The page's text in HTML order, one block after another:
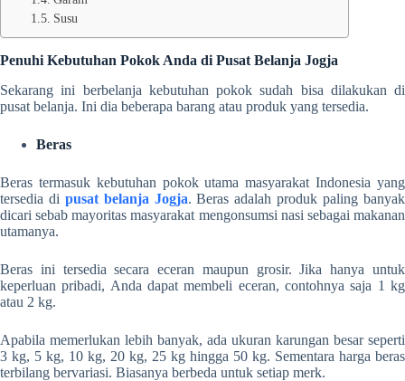
Susu
Penuhi Kebutuhan Pokok Anda di Pusat Belanja Jogja
Sekarang ini berbelanja kebutuhan pokok sudah bisa dilakukan di
pusat belanja. Ini dia beberapa barang atau produk yang tersedia.
Beras
Beras termasuk kebutuhan pokok utama masyarakat Indonesia yang
tersedia di pusat belanja Jogja. Beras adalah produk paling banyak
dicari sebab mayoritas masyarakat mengonsumsi nasi sebagai makanan
utamanya.
Beras ini tersedia secara eceran maupun grosir. Jika hanya untuk
keperluan pribadi, Anda dapat membeli eceran, contohnya saja 1 kg
atau 2 kg.
Apabila memerlukan lebih banyak, ada ukuran karungan besar seperti
3 kg, 5 kg, 10 kg, 20 kg, 25 kg hingga 50 kg. Sementara harga beras
terbilang bervariasi. Biasanya berbeda untuk setiap merk.